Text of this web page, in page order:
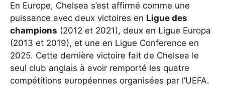
En Europe, Chelsea s’est affirmé comme une
puissance avec deux victoires en Ligue des
champions (2012 et 2021), deux en Ligue Europa
(2013 et 2019), et une en Ligue Conference en
2025. Cette dernière victoire fait de Chelsea le
seul club anglais à avoir remporté les quatre
compétitions européennes organisées par l’UEFA.